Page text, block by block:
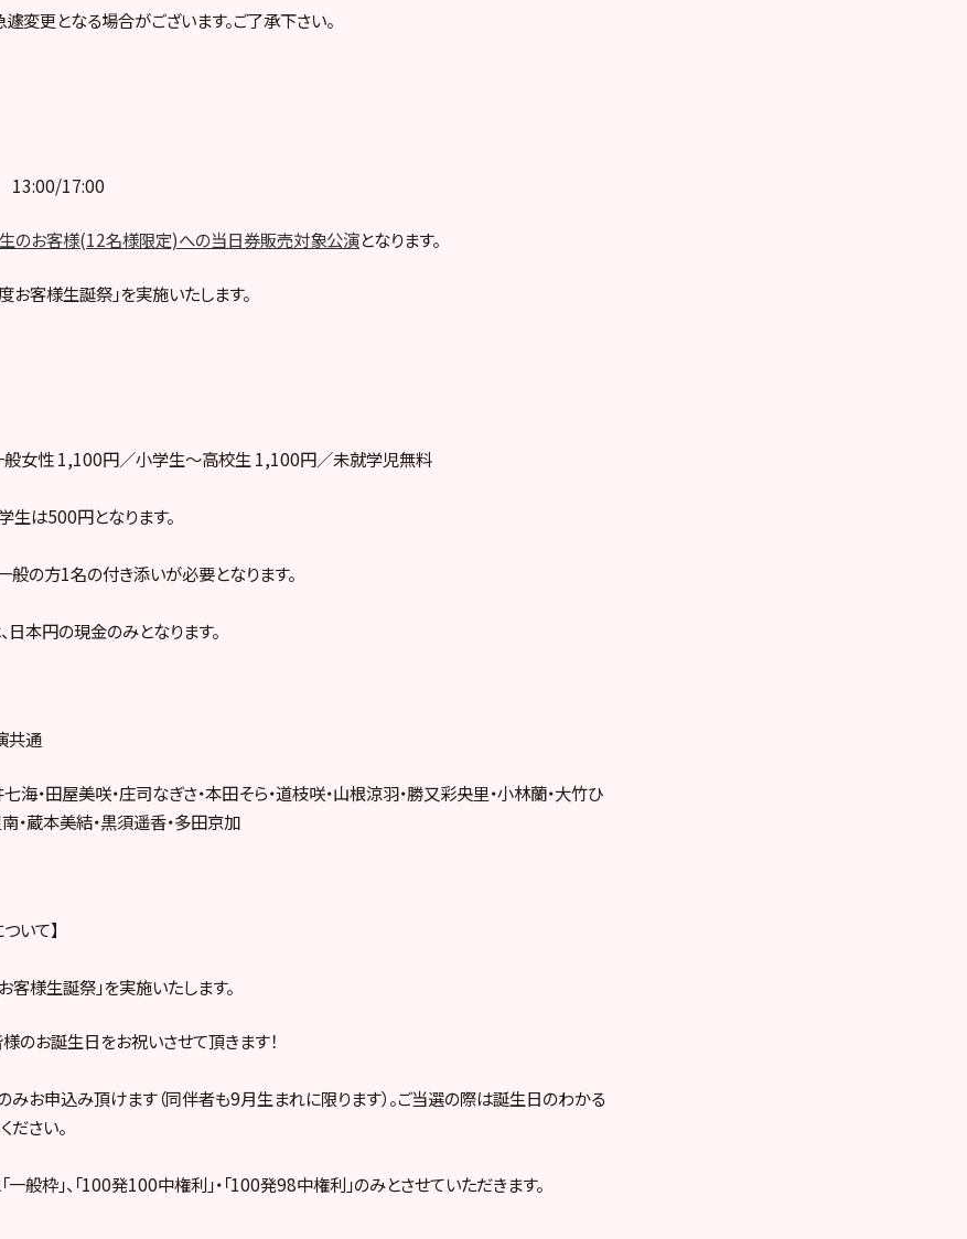
変更となる場合がございます。ご了承下さい。
13:00/17:00
のお客様(12名様限定)への当日券販売対象公演となります。
客様生誕祭」を実施いたします。
女性 1,100円／小学生～高校生 1,100円／未就学児無料
生は500円となります。
の方1名の付き添いが必要となります。
本円の現金のみとなります。
共通
海・田屋美咲・庄司なぎさ・本田そら・道枝咲・山根涼羽・勝又彩央里・小林蘭・大竹ひ
・蔵本美結・黒須遥香・多田京加
いて】
様生誕祭」を実施いたします。
のお誕生日をお祝いさせて頂きます！
お申込み頂けます（同伴者も9月生まれに限ります）。ご当選の際は誕生日のわかる
さい。
一般枠」、「100発100中権利」・「100発98中権利」のみとさせていただきます。